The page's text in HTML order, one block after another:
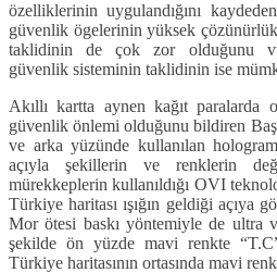
özelliklerinin uygulandığını
güvenlik ögelerinin yüksek
taklidinin de çok zor olduğunu
güvenlik sisteminin taklidinin ise
Akıllı kartta aynen kağıt paralarda
güvenlik önlemi olduğunu bildiren
ve arka yüzünde kullanılan
açıyla şekillerin ve renklerin
mürekkeplerin kullanıldığı OVI
Türkiye haritası ışığın geldiği açıya
Mor ötesi baskı yöntemiyle de ultra
şekilde ön yüzde mavi renkte
Türkiye haritasının ortasında mavi